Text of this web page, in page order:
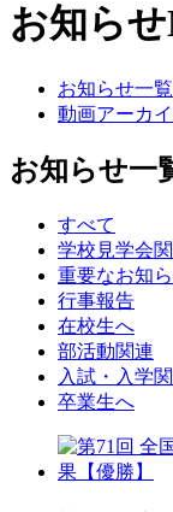
お知らせ
お知らせ一覧
動画アーカ
お知らせ一
すべて
学校見学会
重要なお知
行事報告
在校生へ
部活動関連
入試・入学
卒業生へ